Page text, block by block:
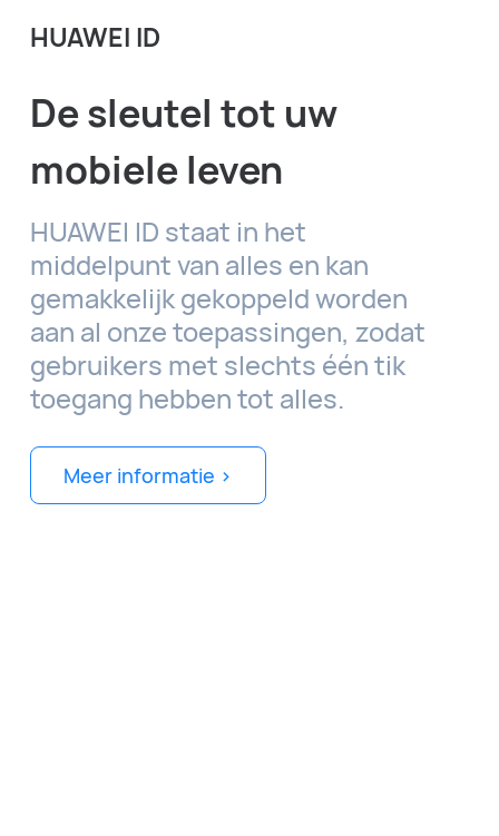
HUAWEI ID
De sleutel tot uw
mobiele leven
HUAWEI ID staat in het
middelpunt van alles en kan
gemakkelijk gekoppeld worden
aan al onze toepassingen, zodat
gebruikers met slechts één tik
toegang hebben tot alles.
Meer informatie >